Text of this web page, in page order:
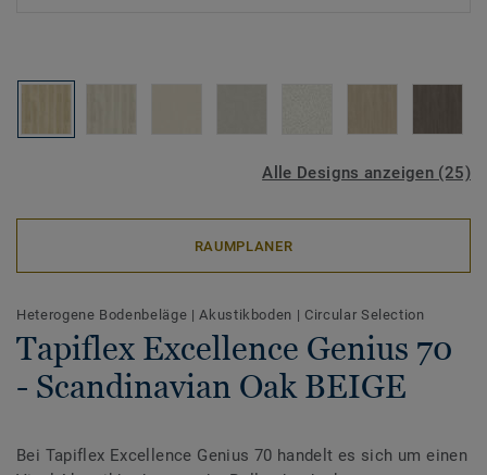
Alle Designs anzeigen (25)
RAUMPLANER
Heterogene Bodenbeläge |Akustikboden | Circular Selection
Tapiflex Excellence Genius 70
- Scandinavian Oak BEIGE
Bei Tapiflex Excellence Genius 70 handelt es sich um einen